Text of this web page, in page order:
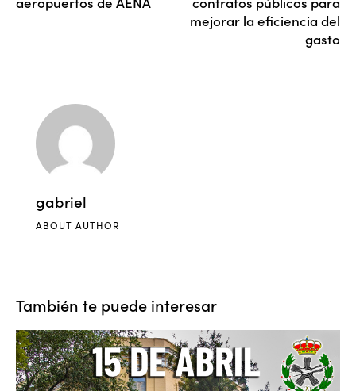
mejorar la eficiencia del
gasto
gabriel
ABOUT AUTHOR
También te puede interesar